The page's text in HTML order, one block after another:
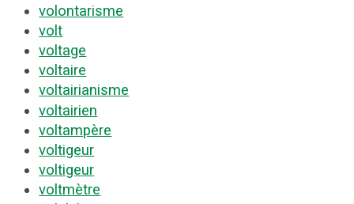
volontarisme
volt
voltage
voltaire
voltairianisme
voltairien
voltampère
voltigeur
voltigeur
voltmètre